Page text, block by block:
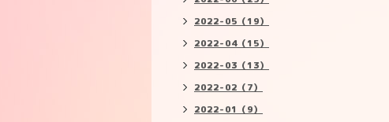
2022-05（19）
2022-04（15）
2022-03（13）
2022-02（7）
2022-01（9）